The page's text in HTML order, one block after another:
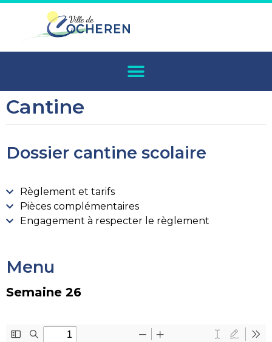
Cantine
Dossier cantine scolaire
Règlement et tarifs
Pièces complémentaires
Engagement à respecter le règlement
Menu
Semaine 26